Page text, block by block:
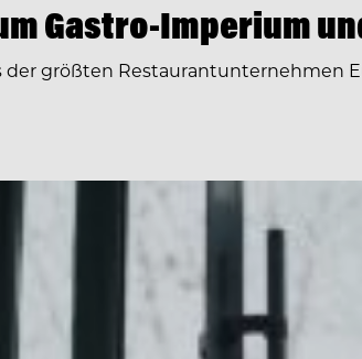
Gastro-Imperium
der größten Restaurantunternehmen